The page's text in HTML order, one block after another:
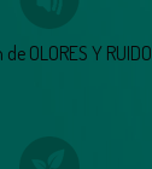
OLORES Y RUIDO